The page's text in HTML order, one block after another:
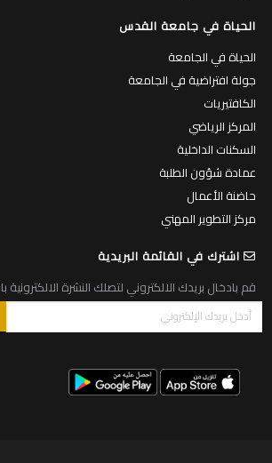
الحياة في جامعة القدس
الحياة في الجامعة
جولة افتراضية في الجامعة
الكافتيريات
المركز الرياضي
السكنات الداخلية
عمادة شؤون الطلبة
حاضنة الأعمال
مركز التطوير المهني
اشترك في القائمة البريدية
قم بادخال بريدك الالكتروني لتصلك النشرة الالكترونية